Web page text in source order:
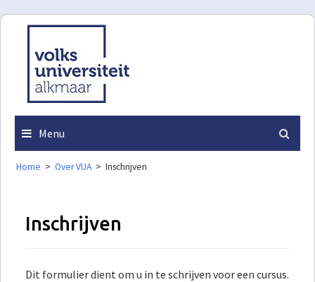
Skip
content
Menu
Home > Over VUA> Inschrijven
Inschrijven
Dit formulier dient om u in te schrijven voor een cursus.